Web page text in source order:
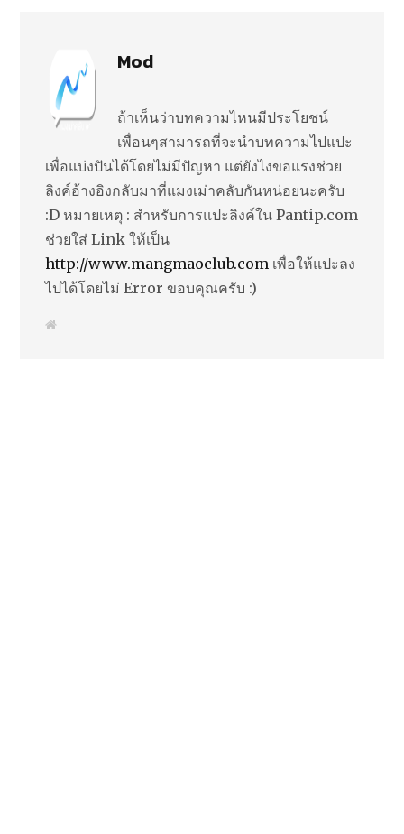
Mod
ถ้าเห็นว่าบทความไหนมีประโยชน์
เพื่อนๆสามารถที่จะนำบทความไปแปะ
เพื่อแบ่งปันได้โดยไม่มีปัญหา แต่ยังไงขอแรงช่วย
ลิงค์อ้างอิงกลับมาที่แมงเม่าคลับกันหน่อยนะครับ
:D หมายเหตุ : สำหรับการแปะลิงค์ใน Pantip.com
ช่วยใส่ Link ให้เป็น
http://www.mangmaoclub.com เพื่อให้แปะลง
ไปได้โดยไม่ Error ขอบคุณครับ :)